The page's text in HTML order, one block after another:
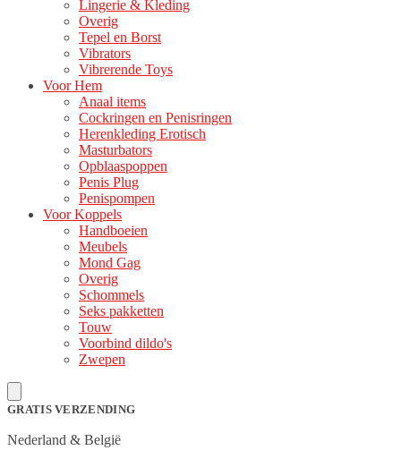
Lingerie & Kleding
Overig
Tepel en Borst
Vibrators
Vibrerende Toys
Voor Hem
Anaal items
Cockringen en Penisringen
Herenkleding Erotisch
Masturbators
Opblaaspoppen
Penis Plug
Penispompen
Voor Koppels
Handboeien
Meubels
Mond Gag
Overig
Schommels
Seks pakketten
Touw
Voorbind dildo's
Zwepen
GRATIS VERZENDING
Nederland & België